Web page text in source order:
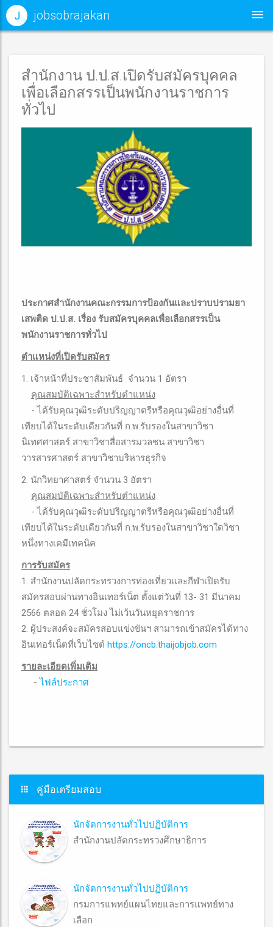
J jobsobrajakan
สำนักงาน ป.ป.ส.เปิดรับสมัครบุคคล
เพื่อเลือกสรรเป็นพนักงานราชการ
ทั่วไป
ประกาศสำนักงานคณะกรรมการป้องกันและปราบปรามยา
เสพติด ป.ป.ส. เรื่อง รับสมัครบุคคลเพื่อเลือกสรรเป็น
พนักงานราชการทั่วไป
ตำแหน่งที่เปิดรับสมัคร
1. เจ้าหน้าที่ประชาสัมพันธ์ จำนวน 1 อัตรา
คุณสมบัติเฉพาะสำหรับตำแหน่ง
- ได้รับคุณวุฒิระดับปริญญาตรีหรือคุณวุฒิอย่างอื่นที่
เทียบได้ในระดับเดียวกันที่ ก.พ.รับรองในสาขาวิชา
นิเทศศาสตร์ สาขาวิชาสื่อสารมวลชน สาขาวิชา
วารสารศาสตร์ สาขาวิชาบริหารธุรกิจ
2. นักวิทยาศาสตร์ จำนวน 3 อัตรา
คุณสมบัติเฉพาะสำหรับตำแหน่ง
- ได้รับคุณวุฒิระดับปริญญาตรีหรือคุณวุฒิอย่างอื่นที่
เทียบได้ในระดับเดียวกันที่ ก.พ.รับรองในสาขาวิชาใดวิชา
หนึ่งทางเคมีเทคนิค
การรับสมัคร
1. สำนักงานปลัดกระทรวงการท่องเที่ยวและกีฬาเปิดรับ
สมัครสอบผ่านทางอินเทอร์เน็ต ตั้งแต่วันที่ 13- 31 มีนาคม
2566 ตลอด 24 ชั่วโมง ไม่เว้นวันหยุดราชการ
2. ผู้ประสงค์จะสมัครสอบแข่งขันฯ สามารถเข้าสมัครได้ทาง
อินเทอร์เน็ตที่เว็บไซต์ https://oncb.thaijobjob.com
รายละเอียดเพิ่มเติม
- ไฟล์ประกาศ
คู่มือเตรียมสอบ
นักจัดการงานทั่วไปปฏิบัติการ
สำนักงานปลัดกระทรวงศึกษาธิการ
นักจัดการงานทั่วไปปฏิบัติการ
กรมการแพทย์แผนไทยและการแพทย์ทาง
เลือก